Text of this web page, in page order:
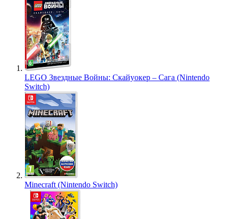
LEGO Звездные Войны: Скайуокер – Сага (Nintendo
Switch)
Minecraft (Nintendo Switch)